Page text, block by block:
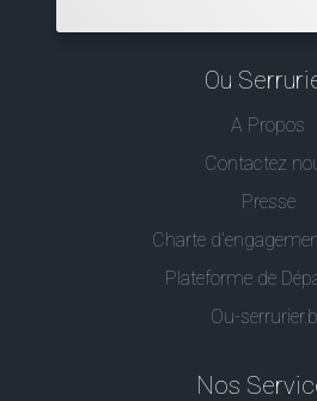
Ou
A Propos
Contactez
Presse
Charte
Plateforme de
Ou-
Nos